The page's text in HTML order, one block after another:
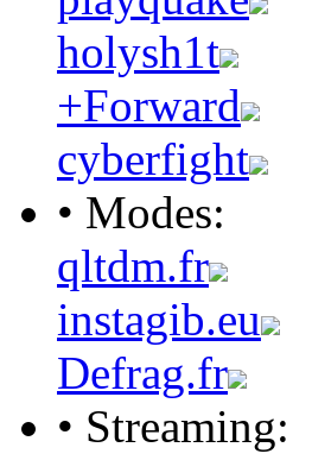
holysh1t
+Forward
cyberfight
• Modes:
qltdm.fr
instagib.eu
Defrag.fr
• Streaming: